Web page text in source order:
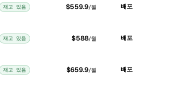
재고 있음 $559.9/월 배포
재고 있음 $588/월 배포
재고 있음 $659.9/월 배포